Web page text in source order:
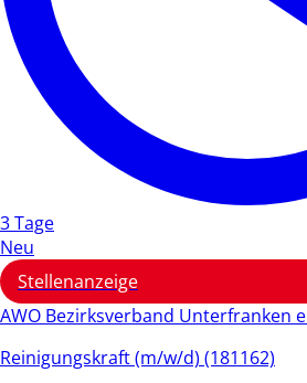
3 Tage
Neu
Stellenanzeige
AWO Bezirksverband Unterfranken
Reinigungskraft (m/w/d) (181162)